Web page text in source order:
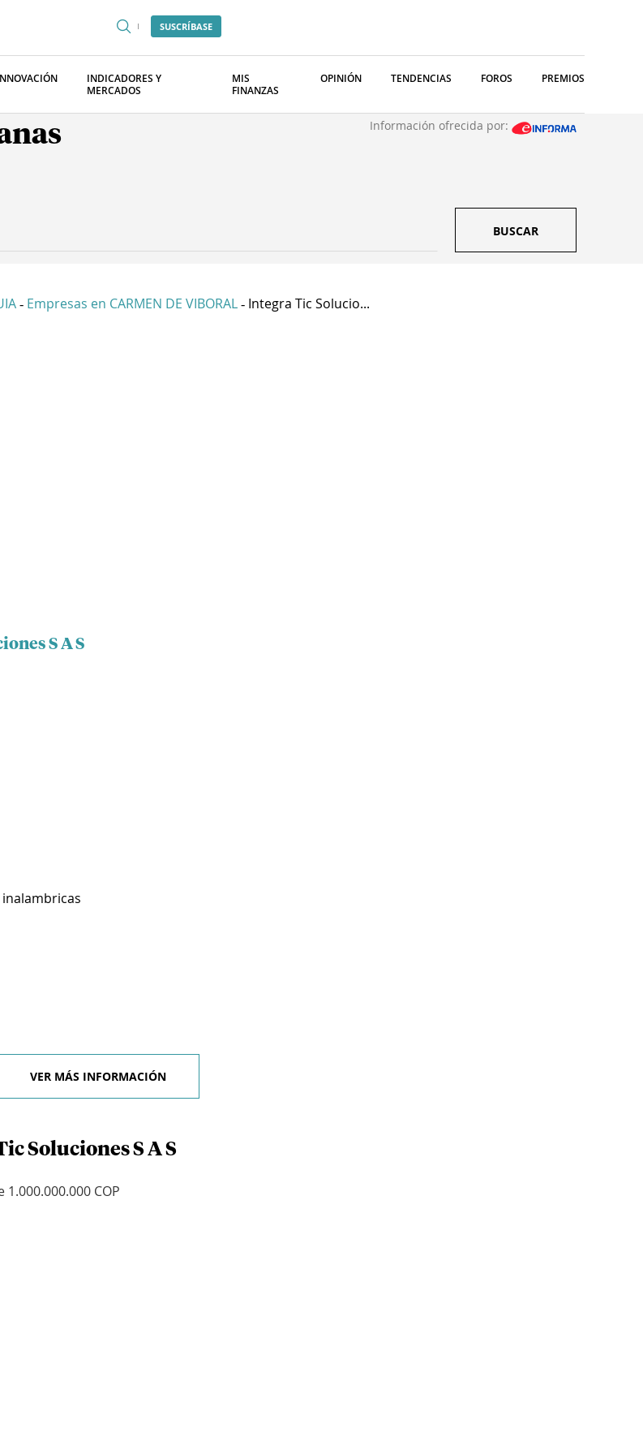
SUSCRÍBASE
INDICADORES Y
MERCADOS
MIS
FINANZAS
OPINIÓN TENDENCIAS FOROS PREMIOS
Información ofrecida por:
BUSCAR
- Empresas en CARMEN DE VIBORAL - Integra Tic Solucio...
S A S
VER MÁS INFORMACIÓN
Soluciones S A S
1.000.000.000 COP